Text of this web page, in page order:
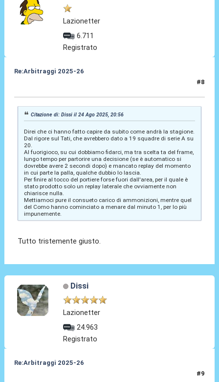
Lazionetter
6.711
Registrato
Re:Arbitraggi 2025-26
#8
Citazione di: Dissi il 24 Ago 2025, 20:56
Direi che ci hanno fatto capire da subito come andrà la stagione.
Dal rigore sul Tati, che avrebbero dato a 19 squadre di serie A su
20.
Al fuorigioco, su cui dobbiamo fidarci, ma tra scelta ta del frame,
lungo tempo per partorire una decisione (se è automatico si
dovrebbe avere 2 secondi dopo) e mancato replay del momento
in cui parte la palla, qualche dubbio lo lascia.
Per finire al tocco del portiere forse fuori dall'area, per il quale è
stato prodotto solo un replay laterale che ovviamente non
chiarisce nulla.
Mettiamoci pure il consueto carico di ammonizioni, mentre quel
del Como hanno cominciato a menare dal minuto 1, per lo più
impunemente.
Tutto tristemente giusto.
Dissi
Lazionetter
24.963
Registrato
Re:Arbitraggi 2025-26
#9